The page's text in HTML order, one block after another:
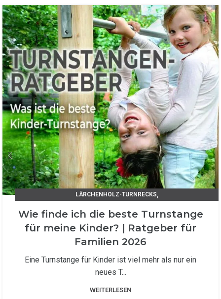
LÄRCHENHOLZ-TURNRECKS,
Wie finde ich die beste Turnstange
für meine Kinder? | Ratgeber für
Familien 2026
Eine Turnstange für Kinder ist viel mehr als nur ein
neues T...
WEITERLESEN